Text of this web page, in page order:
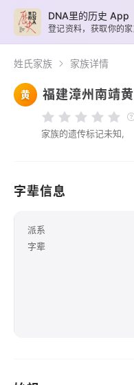
姓氏家族 家族详情
黄 福建漳州南靖
家族的遗传标记未知,
字辈信息
派系
字辈
DNA里的历史 App
登记资料，获取你的